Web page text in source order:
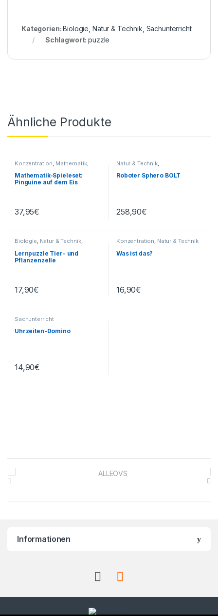
Kategorien:Biologie Natur & Technik Sachunterricht
Schlagwort:puzzle
Ähnliche Produkte
Konzentration Mathematik,
Natur & Technik
Mathematik-Spieleset:
Pinguine auf dem Eis
37,95€
Natur & Technik,
Programmieren,
Roboter Sphero BOLT
258,90€
Biologie, Natur & Technik,
Lernpuzzle Tier- und
Pflanzenzelle
17,90€
Konzentration, Natur & Technik
Was ist das?
16,90€
Sachunterricht
Uhrzeiten-Domino
14,90€
Brands Carousel
Informationen